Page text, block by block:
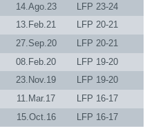
14.Ago.23
LFP 23-24
13.Feb.21
LFP 20-21
27.Sep.20
LFP 20-21
08.Feb.20
LFP 19-20
23.Nov.19
LFP 19-20
11.Mar.17
LFP 16-17
15.Oct.16
LFP 16-17